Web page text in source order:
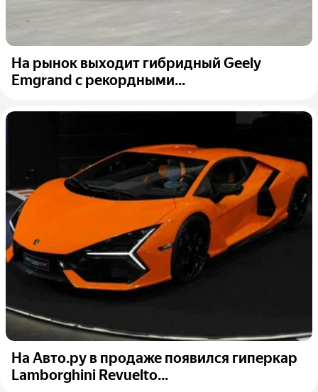
На рынок выходит гибридный Geely
Emgrand с рекордными...
На Авто.ру в продаже появился гиперкар
Lamborghini Revuelto...